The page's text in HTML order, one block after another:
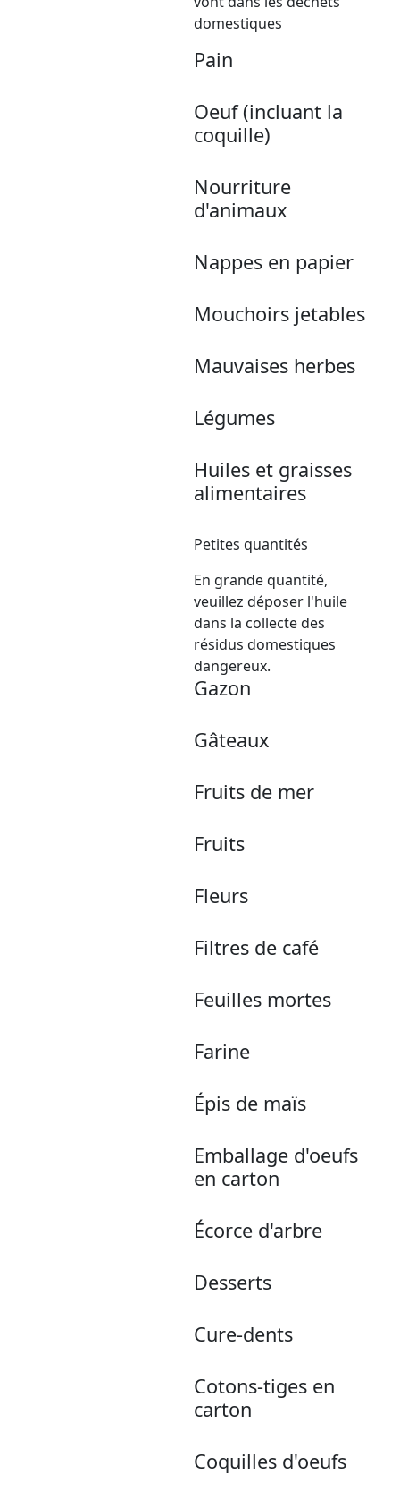
domestiques
Pain
Oeuf (incluant la
coquille)
Nourriture
d'animaux
Nappes en papier
Mouchoirs jetables
Mauvaises herbes
Légumes
Huiles et graisses
alimentaires
Petites quantités
En grande quantité,
veuillez déposer l'huile
dans la collecte des
résidus domestiques
dangereux.
Gazon
Gâteaux
Fruits de mer
Fruits
Fleurs
Filtres de café
Feuilles mortes
Farine
Épis de maïs
Emballage d'oeufs
en carton
Écorce d'arbre
Desserts
Cure-dents
Cotons-tiges en
carton
Coquilles d'oeufs